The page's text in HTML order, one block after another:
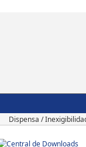
Dispensa /